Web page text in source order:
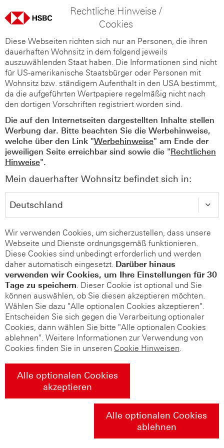
Rechtliche Hinweise /
Cookies
Diese Webseiten richten sich nur an Personen, die ihren
dauerhaften Wohnsitz in dem folgend jeweils
auszuwählenden Staat haben. Die Informationen sind nicht
für US-amerikanische Staatsbürger oder Personen mit
Wohnsitz bzw. ständigem Aufenthalt in den USA bestimmt,
da die aufgeführten Wertpapiere regelmäßig nicht nach
den dortigen Vorschriften registriert worden sind.
Die auf den Internetseiten dargestellten Inhalte stellen
Werbung dar. Bitte beachten Sie die Werbehinweise,
welche über den Link "Werbehinweise" am Ende der
jeweiligen Seite erreichbar sind sowie die "Rechtlichen
Hinweise".
Mein dauerhafter Wohnsitz befindet sich in:
Wir verwenden Cookies, um sicherzustellen, dass unsere
Webseite und Dienste ordnungsgemäß funktionieren.
Diese Cookies sind unbedingt erforderlich und werden
daher automatisch eingesetzt. Darüber hinaus
verwenden wir Cookies, um Ihre Einstellungen für 30
Tage zu speichern. Dieser Cookie ist optional und Sie
können auswählen, ob Sie diesen akzeptieren möchten.
Wählen Sie dazu "Alle optionalen Cookies akzeptieren".
Entscheiden Sie sich gegen die Verarbeitung optionaler
Cookies, dann wählen Sie bitte "Alle optionalen Cookies
ablehnen". Weitere Informationen zur Verwendung von
Cookies finden Sie in unseren Cookie Hinweisen.
Alle optionalen Cookies
akzeptieren
Alle optionalen Cookies
ablehnen